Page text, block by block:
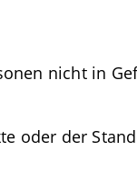
nicht in
oder der